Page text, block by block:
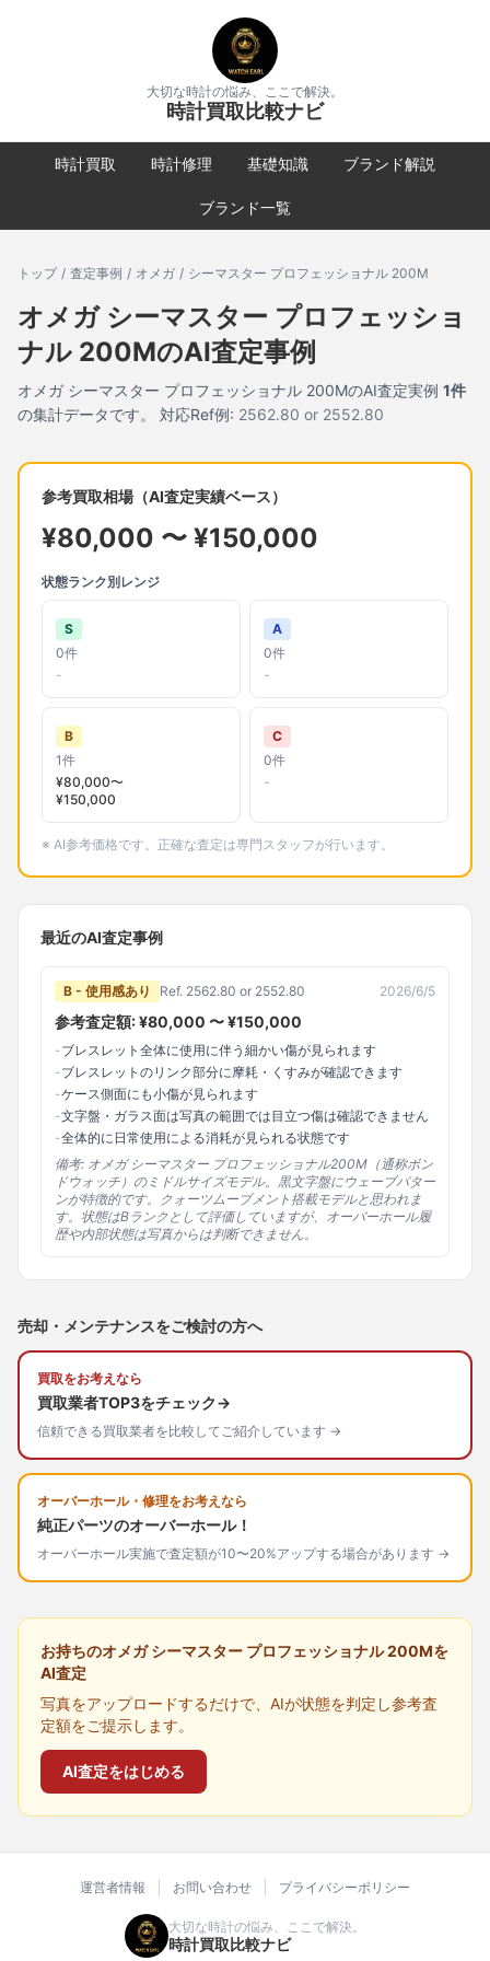
大切な時計の悩み、ここで解決。
時計買取比較ナビ
時計買取 時計修理 基礎知識 ブランド解説
ブランド一覧
トップ / 査定事例 / オメガ / シーマスター プロフェッショナル 200M
オメガ シーマスター プロフェッショ
ナル 200MのAI査定事例
オメガ シーマスター プロフェッショナル 200MのAI査定実例 1件
の集計データです。
対応Ref例: 2562.80 or 2552.80
参考買取相場（AI査定実績ベース）
¥80,000 〜 ¥150,000
状態ランク別レンジ
S
0件
-
A
0件
-
B
1件
¥80,000〜
¥150,000
C
0件
-
※ AI参考価格です。正確な査定は専門スタッフが行います。
最近のAI査定事例
B - 使用感あり Ref. 2562.80 or 2552.80 2026/6/5
参考査定額: ¥80,000 〜 ¥150,000
-ブレスレット全体に使用に伴う細かい傷が見られます
-ブレスレットのリンク部分に摩耗・くすみが確認できます
-ケース側面にも小傷が見られます
-文字盤・ガラス面は写真の範囲では目立つ傷は確認できません
-全体的に日常使用による消耗が見られる状態です
備考: オメガ シーマスター プロフェッショナル200M（通称ボン
ドウォッチ）のミドルサイズモデル。黒文字盤にウェーブパター
ンが特徴的です。クォーツムーブメント搭載モデルと思われま
す。状態はBランクとして評価していますが、オーバーホール履
歴や内部状態は写真からは判断できません。
売却・メンテナンスをご検討の方へ
買取をお考えなら
買取業者TOP3をチェック→
信頼できる買取業者を比較してご紹介しています →
オーバーホール・修理をお考えなら
純正パーツのオーバーホール！
オーバーホール実施で査定額が10〜20%アップする場合があります →
お持ちのオメガ シーマスター プロフェッショナル 200Mを
AI査定
写真をアップロードするだけで、AIが状態を判定し参考査
定額をご提示します。
AI査定をはじめる
運営者情報 お問い合わせ プライバシーポリシー
大切な時計の悩み、ここで解決。
時計買取比較ナビ